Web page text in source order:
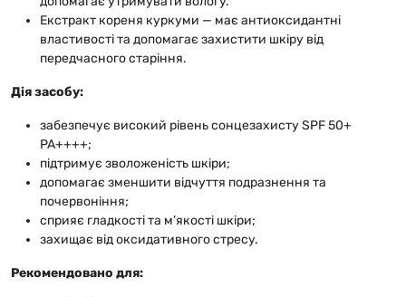
Екстракт кореня куркуми — має антиоксидантні
властивості та допомагає захистити шкіру від
передчасного старіння.
Дія засобу:
забезпечує високий рівень сонцезахисту SPF 50+
PA++++;
підтримує зволоженість шкіри;
допомагає зменшити відчуття подразнення та
почервоніння;
сприяє гладкості та м’якості шкіри;
захищає від оксидативного стресу.
Рекомендовано для: